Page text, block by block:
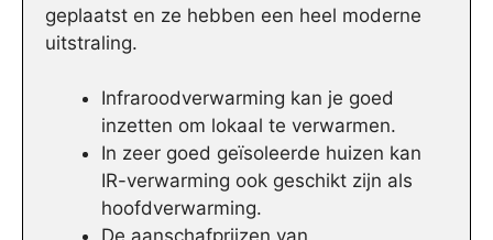
geplaatst en ze hebben een heel moderne
uitstraling.
Infraroodverwarming kan je goed
inzetten om lokaal te verwarmen.
In zeer goed geïsoleerde huizen kan
IR-verwarming ook geschikt zijn als
hoofdverwarming.